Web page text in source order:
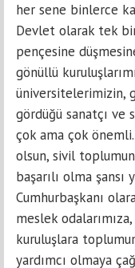
her sene binlerce
Devlet olarak tek
pençesine
gönüllü
üniversitelerimizin,
gördüğü sanatçı ve
çok ama çok
olsun, sivil
başarılı olma
Cumhurbaşkanı
meslek
kuruluşlara
yardımcı olmaya